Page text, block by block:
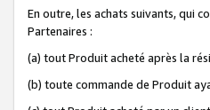
En outre, les achats suivants, qui
Partenaires :
(a) tout Produit acheté après la
(b) toute commande de Produit